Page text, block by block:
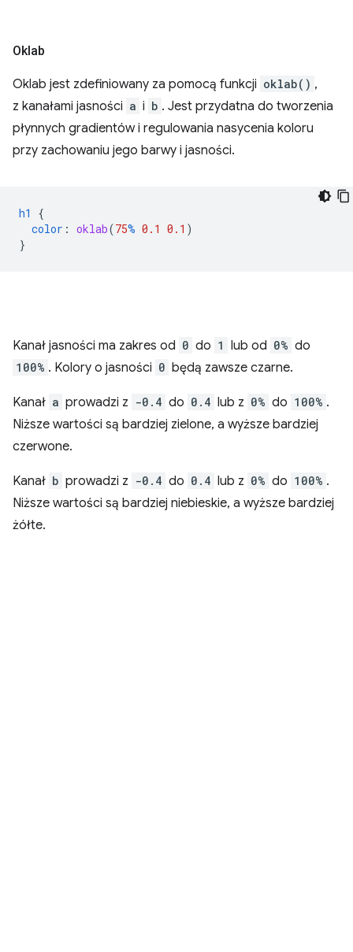
Oklab
Oklab jest zdefiniowany za pomocą funkcji oklab() ,
z kanałami jasności a i b . Jest przydatna do tworzenia
płynnych gradientów i regulowania nasycenia koloru
przy zachowaniu jego barwy i jasności.
h1
{
color : oklab(75% 0.1 0.1 )
}
Kanał jasności ma zakres od 0 do 1 lub od 0% do
100% . Kolory o jasności 0 będą zawsze czarne.
Kanał a prowadzi z -0.4 do 0.4 lub z 0% do 100% .
Niższe wartości są bardziej zielone, a wyższe bardziej
czerwone.
Kanał b prowadzi z -0.4 do 0.4 lub z 0% do 100% .
Niższe wartości są bardziej niebieskie, a wyższe bardziej
żółte.